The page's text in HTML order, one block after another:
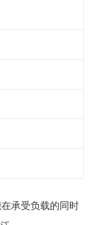
承受负载的同时